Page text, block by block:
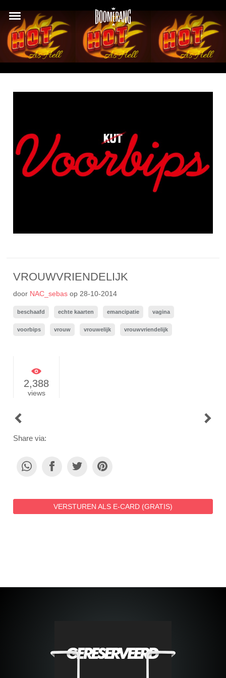
VROUWVRIENDELIJK
door NAC_sebas op 28-10-2014
beschaafd echte kaarten emancipatie vagina
voorbips vrouw vrouwelijk vrouwvriendelijk
2,388
views
POST
Share via:
VERSTUREN ALS E-CARD (GRATIS)